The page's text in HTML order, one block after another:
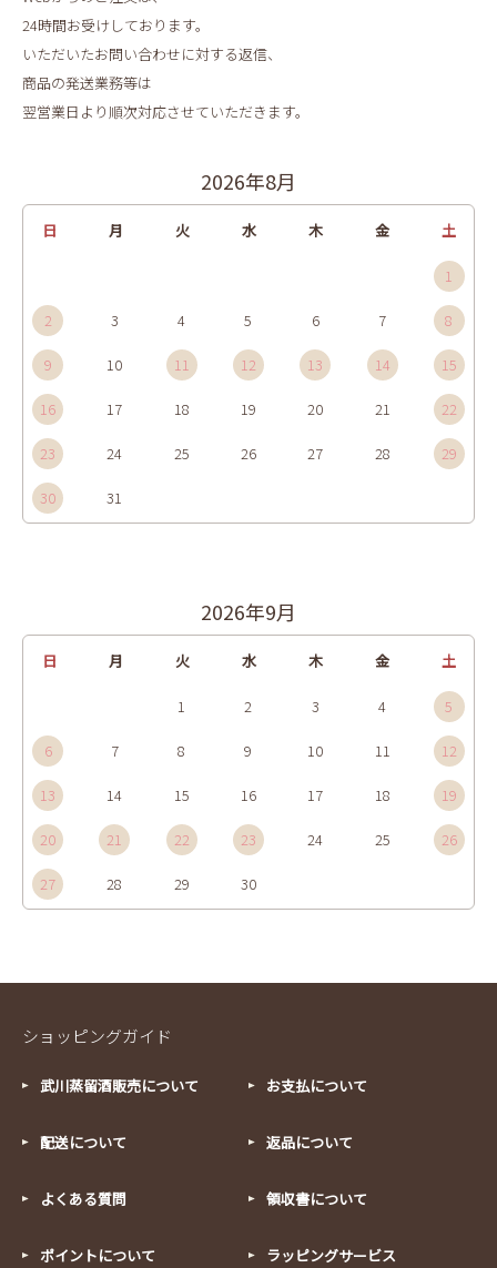
24時間お受けしております。
いただいたお問い合わせに対する返信、
商品の発送業務等は
翌営業日より順次対応させていただきます。
2026年8月
日 月 火 水 木 金 土
1
2 3 4 5 6 7 8
9 10 11 12 13 14 15
16 17 18 19 20 21 22
23 24 25 26 27 28 29
30 31
2026年9月
日 月 火 水 木 金 土
1 2 3 4 5
6 7 8 9 10 11 12
13 14 15 16 17 18 19
20 21 22 23 24 25 26
27 28 29 30
ショッピングガイド
武川蒸留酒販売について お支払について
配送について 返品について
よくある質問 領収書について
ポイントについて ラッピングサービス